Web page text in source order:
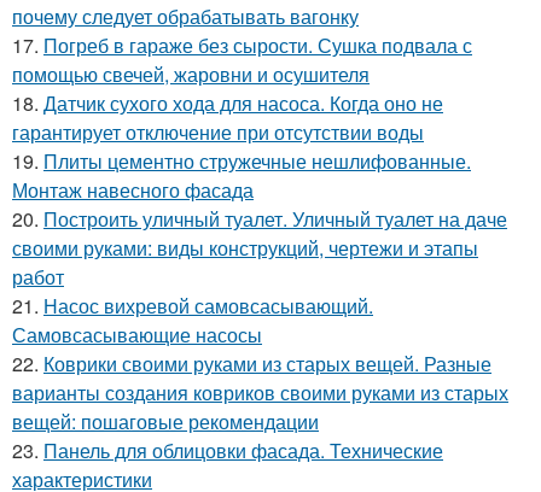
почему следует обрабатывать вагонку
17. Погреб в гараже без сырости. Сушка подвала с
помощью свечей, жаровни и осушителя
18. Датчик сухого хода для насоса. Когда оно не
гарантирует отключение при отсутствии воды
19. Плиты цементно стружечные нешлифованные.
Монтаж навесного фасада
20. Построить уличный туалет. Уличный туалет на даче
своими руками: виды конструкций, чертежи и этапы
работ
21. Насос вихревой самовсасывающий.
Самовсасывающие насосы
22. Коврики своими руками из старых вещей. Разные
варианты создания ковриков своими руками из старых
вещей: пошаговые рекомендации
23. Панель для облицовки фасада. Технические
характеристики